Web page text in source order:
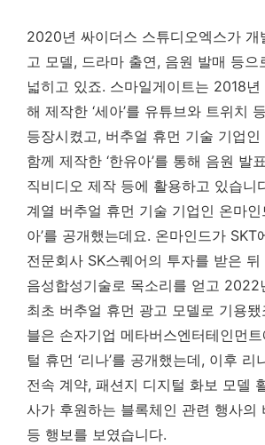
2020년 싸이더스 스튜디오엑스가 개
고 모델, 드라마 출연, 음원 발매 등으
넓히고 있죠. 스마일게이트는 2018
해 제작한 ‘세아’를 유튜브와 트위치
등장시켰고, 버추얼 휴먼 기술 기업
함께 제작한 ‘한유아’를 통해 음원 발
직비디오 제작 등에 활용하고 있습니
계열 버추얼 휴먼 기술 기업인 온마인
아’를 공개했는데요. 온마인드가 SKT
전문회사 SK스퀘어의 투자를 받은
음성합성기술로 목소리를 얻고 2022
최초 버추얼 휴먼 광고 모델로 기용
블은 손자기업 메타버스엔터테인먼
털 휴먼 ‘리나’를 공개했는데, 이후 리
전속 계약, 패션지 디지털 화보 모델
사가 후원하는 블록체인 관련 행사의
등 행보를 보였습니다.